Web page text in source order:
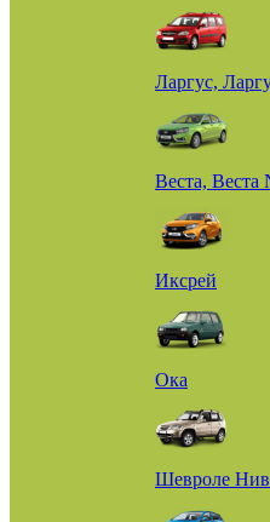
Ларгус,
Веста, Веста
Иксрей
Ока
Шевроле